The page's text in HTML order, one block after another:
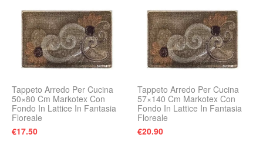
Tappeto Arredo Per Cucina
50×80 Cm Markotex Con
Fondo In Lattice In Fantasia
Floreale
€17.50
Tappeto Arredo Per Cucina
57×140 Cm Markotex Con
Fondo In Lattice In Fantasia
Floreale
€20.90